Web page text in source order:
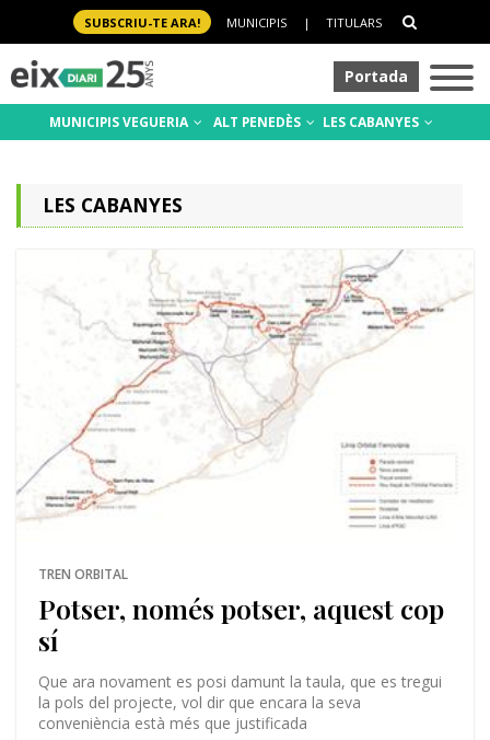
SUBSCRIU-TE ARA! MUNICIPIS | TITULARS
Portada
MUNICIPIS VEGUERIA ALT PENEDÈS LES CABANYES
LES CABANYES
TREN ORBITAL
Potser, només potser, aquest cop
sí
Que ara novament es posi damunt la taula, que es tregui
la pols del projecte, vol dir que encara la seva
conveniència està més que justificada